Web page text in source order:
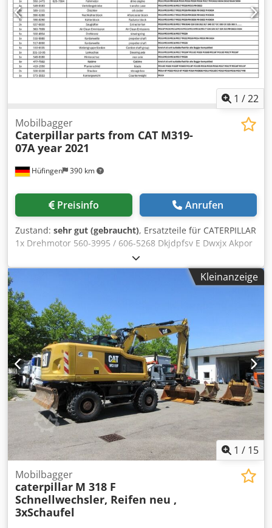
1 /22
Hüfingen 390 km
Mobilbagger
Caterpillar parts from CAT M319-
07A year 2021
Preisinfo Anrufen
Zustand: sehr gut (gebraucht), Ersatzteile für CATERPILLAR
1x Drehmotor 560-3995 / 606-5268 Dkjdpfsv E Dwxjx Akpor
1x Drehdurchführung 525-9476 2x Pendelachszylilinder
568-8851 1x Koppel (Link) 568-9344 1x Stiel (Stick) 541-6698
1x Boom Variable Adjustable 525-9267 1x Boom GP Stub
562-7526/525-9265 1x Hydr. Zylinder Verstell (Variable
Boom) 540-1323 1x Hydr. Zylinder Stiel (Stick) 540-1327 2x
Hydr. Zylinder Hub (Boom) 540-1342 1x Hydr. Zylinder
Löffel (Bucket) 540-1348 1x Fahrmotor 550-1473/625-7594
1x Verteilergetriebe 549-0183 1x Ölkühler 589-1115 1x
Nachkühlerblock 590-0288 1x Kühlerblock 590-0290 2x
Sauglüfter 637-6650 1x Air Clean Emmission 563-7899 1x
Drehkranz 550-4954 1x Kardanwelle 516-9980 1x
Kardanwelle 517-0000 1x Wellengruppe Kardan 110-6135
1x Lenkachse 331-13-95 1x Hinterachse 549-0180 1x
Planierschild 419-1550 2x Staubox 556-5556 1x
Kontergewicht 573-3553
Kleinanzeige
1 / 15
Mobilbagger
caterpillar M 318 F
Schnellwechsler, Reifen neu ,
3xSchaufel